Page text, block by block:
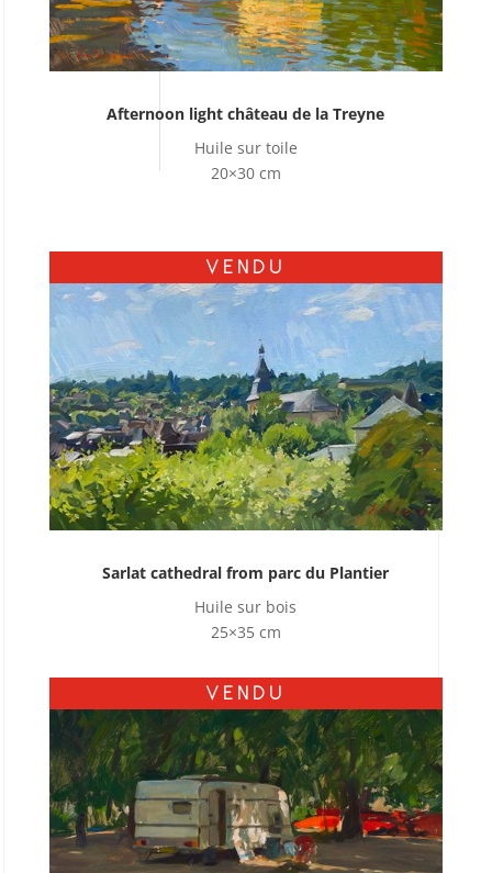
Afternoon light château de la Treyne
Huile sur toile
20×30 cm
VENDU
Sarlat cathedral from parc du Plantier
Huile sur bois
25×35 cm
VENDU